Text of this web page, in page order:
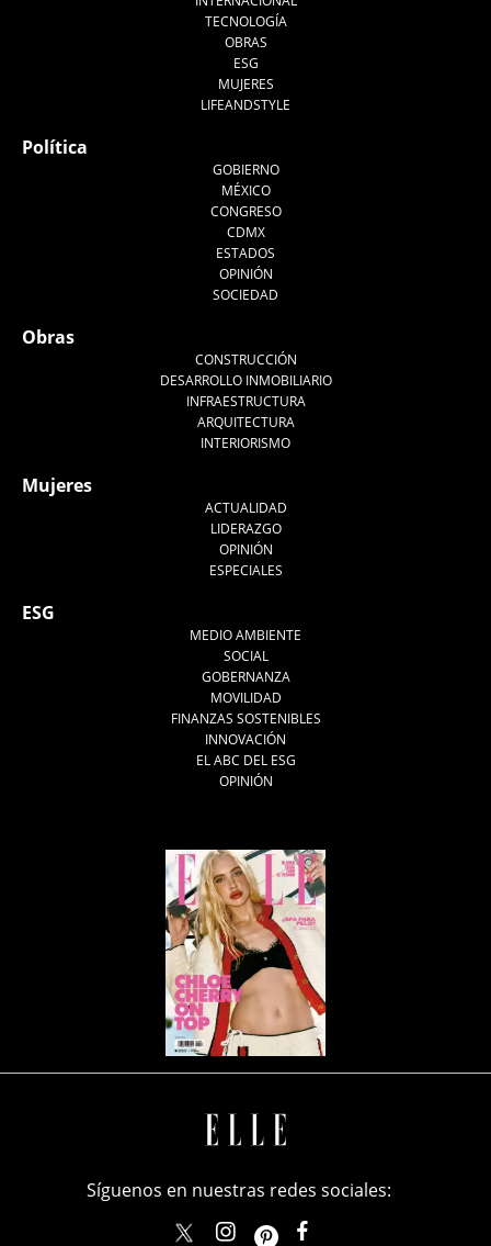
TECNOLOGÍA
OBRAS
ESG
MUJERES
LIFEANDSTYLE
Política
GOBIERNO
MÉXICO
CONGRESO
CDMX
ESTADOS
OPINIÓN
SOCIEDAD
Obras
CONSTRUCCIÓN
DESARROLLO INMOBILIARIO
INFRAESTRUCTURA
ARQUITECTURA
INTERIORISMO
Mujeres
ACTUALIDAD
LIDERAZGO
OPINIÓN
ESPECIALES
ESG
MEDIO AMBIENTE
SOCIAL
GOBERNANZA
MOVILIDAD
FINANZAS SOSTENIBLES
INNOVACIÓN
EL ABC DEL ESG
OPINIÓN
Síguenos en nuestras redes sociales:
elle_mexicoellemexico